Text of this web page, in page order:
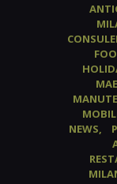
NEWS